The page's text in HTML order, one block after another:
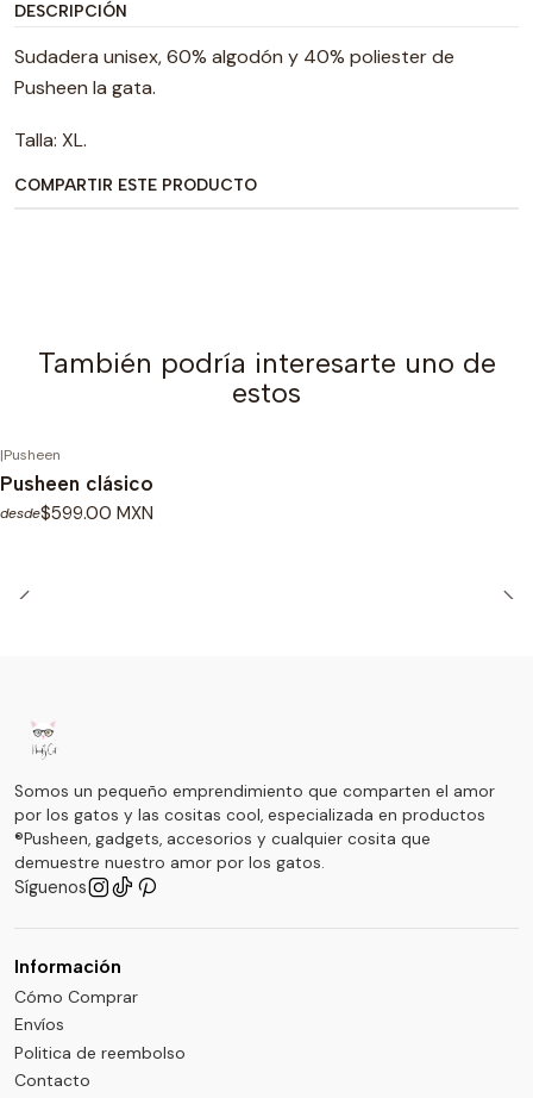
DESCRIPCIÓN
Sudadera unisex, 60% algodón y 40% poliester de
Pusheen la gata.
Talla: XL.
COMPARTIR ESTE PRODUCTO
También podría interesarte uno de
estos
|Pusheen
Pusheen clásico
desde$599.00 MXN
Somos un pequeño emprendimiento que comparten el amor
por los gatos y las cositas cool, especializada en productos
®Pusheen, gadgets, accesorios y cualquier cosita que
demuestre nuestro amor por los gatos.
Síguenos
Información
Cómo Comprar
Envíos
Politica de reembolso
Contacto